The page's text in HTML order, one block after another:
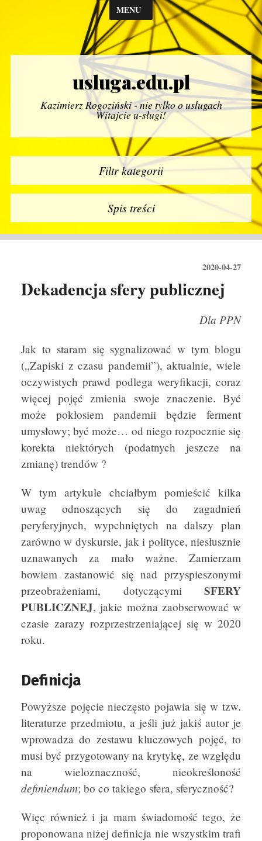
MENU
usluga.edu.pl
Kazimierz Rogoziński - nie tylko o usługach
Witajcie u-sługi!
Filtr kategorii
Spis treści
2020-04-27
Dekadencja sfery publicznej
Dla PPN
Jak to staram się sygnalizować w tym blogu
(„Zapiski z czasu pandemii”), aktualnie, wiele
oczywistych prawd podlega weryfikacji, coraz
więcej pojęć zmienia swoje znaczenie. Być
może pokłosiem pandemii będzie ferment
umysłowy; być może… od niego rozpocznie się
korekta niektórych (podatnych jeszcze na
zmianę) trendów ?
W tym artykule chciałbym pomieścić kilka
uwag odnoszących się do zagadnień
peryferyjnych, wypchniętych na dalszy plan
zarówno w dyskursie, jak i polityce, niesłusznie
uznawanych za mało ważne. Zamierzam
bowiem zastanowić się nad przyspieszonymi
przeobrażeniami, dotyczącymiSFERY
PUBLICZNEJ, jakie można zaobserwować w
czasie zarazy rozprzestrzeniającej się w 2020
roku.
Definicja
Powyższe pojęcie nieczęsto pojawia się w tzw.
literaturze przedmiotu, a jeśli już jakiś autor je
wprowadza do zestawu kluczowych pojęć, to
musi być przygotowany na krytykę, ze względu
na wieloznaczność, nieokreśloność
definiendum; bo co takiego sfera, sferyczność?
Więc również i ja mam świadomość tego, że
proponowana niżej definicja nie wszystkim trafi